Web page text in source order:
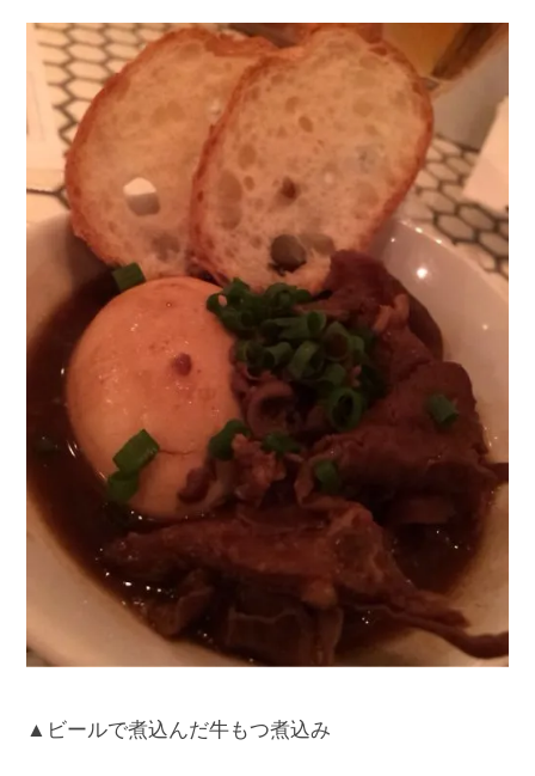
▲ビールで煮込んだ牛もつ煮込み